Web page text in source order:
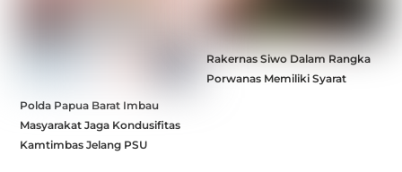
Polda Papua Barat Imbau
Masyarakat Jaga Kondusifitas
Kamtimbas Jelang PSU
Rakernas Siwo Dalam Rangka
Porwanas Memiliki Syarat